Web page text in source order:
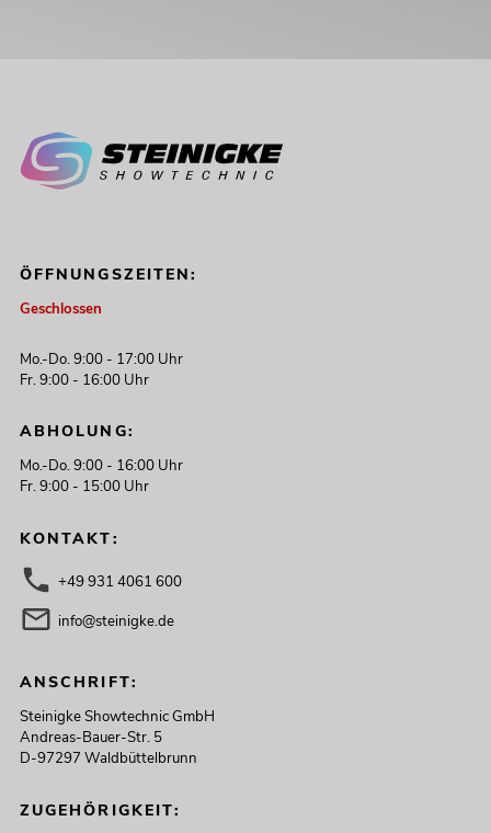
OMNITRONIC CPZ-120P ELA-
No. 80709704
OMNITRONIC MAVZ-240.6P ELA-
Mischverstärker
ÖFFNUNGSZEITEN:
Geschlossen
Mo.-Do. 9:00 - 17:00 Uhr
Fr. 9:00 - 16:00 Uhr
ABHOLUNG:
Mo.-Do. 9:00 - 16:00 Uhr
Fr. 9:00 - 15:00 Uhr
KONTAKT:
+49 931 4061 600
info@steinigke.de
ANSCHRIFT:
Steinigke Showtechnic GmbH
Andreas-Bauer-Str. 5
D-97297 Waldbüttelbrunn
ZUGEHÖRIGKEIT: